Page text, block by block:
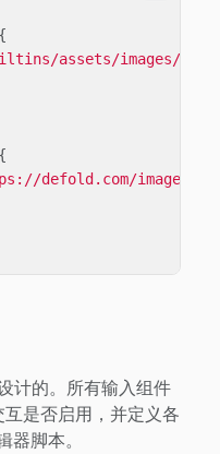
assets/images/logo/
defold.com/images/
计的。所有输入组件
互是否启用，并定义各
脚本。